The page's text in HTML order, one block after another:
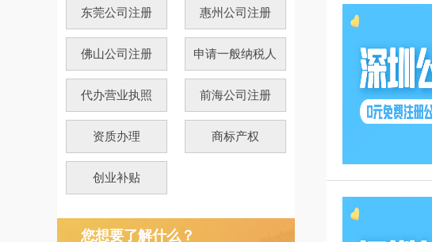
东莞公司注册 惠州公司注册
佛山公司注册 申请一般纳税人
代办营业执照 前海公司注册
资质办理 商标产权
创业补贴
您想要了解什么？